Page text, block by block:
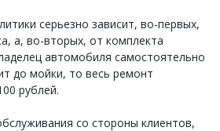
серьезно зависит, во-первых,
а, во-вторых, от комплекта
автомобиля самостоятельно
до мойки, то весь ремонт
рублей.
со стороны клиентов,